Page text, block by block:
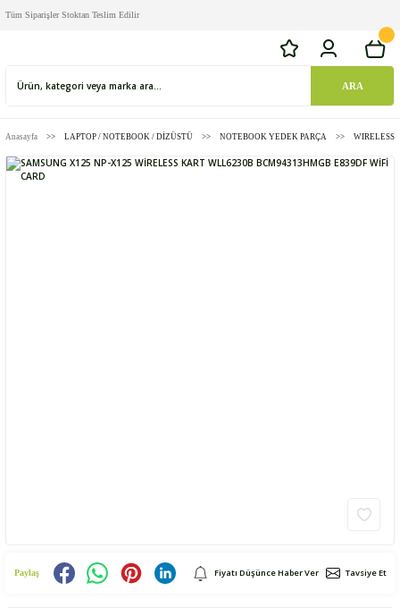
Tüm Siparişler Stoktan Teslim Edilir
ARA
Anasayfa LAPTOP / NOTEBOOK / DİZÜSTÜ NOTEBOOK YEDEK PARÇA WIRELESS
Paylaş Fiyatı Düşünce Haber Ver Tavsiye Et